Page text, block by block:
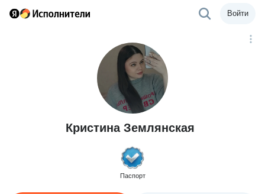
Войти
Кристина Землянская
Паспорт